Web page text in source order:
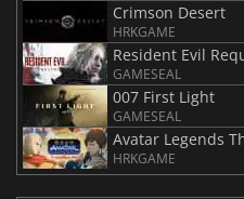
Crimson Desert
HRKGAME
Resident Evil
GAMESEAL
007 First Light
GAMESEAL
Avatar Legends
HRKGAME